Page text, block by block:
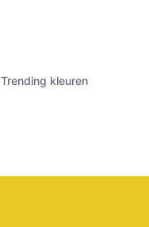
Trending kleuren